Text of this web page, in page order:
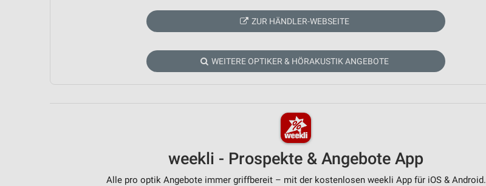
ZUR HÄNDLER-WEBSEITE
WEITERE OPTIKER & HÖRAKUSTIK ANGEBOTE
weekli - Prospekte & Angebote App
Alle pro optik Angebote immer griffbereit – mit der kostenlosen weekli App für iOS & Android.